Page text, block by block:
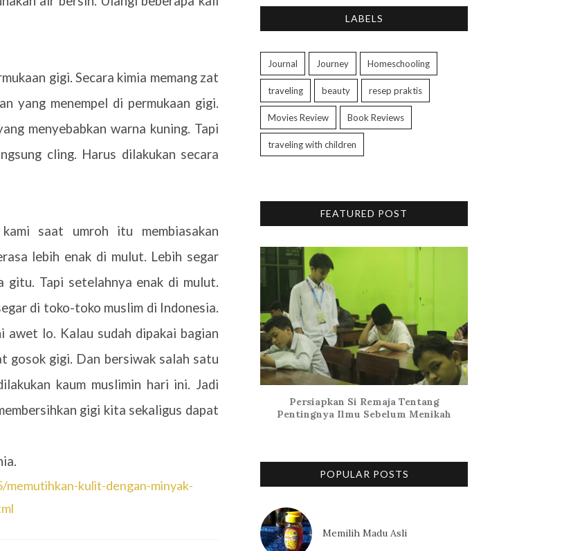
gigi. Secara kimia memang zat
yang menempel di permukaan gigi.
menyebabkan warna kuning. Tapi
cling. Harus dilakukan secara
saat umroh itu membiasakan
lebih enak di mulut. Lebih segar
gitu. Tapi setelahnya enak di mulut.
di toko-toko muslim di Indonesia.
awet lo. Kalau sudah dipakai bagian
gosok gigi. Dan bersiwak salah satu
kaum muslimin hari ini. Jadi
gigi kita sekaligus dapat
kulit-dengan-minyak-
LABELS
Journal Journey Homeschooling
traveling beauty resep praktis
Movies Review Book Reviews
traveling with children
FEATURED POST
Persiapkan Si Remaja Tentang
Pentingnya Ilmu Sebelum Menikah
POPULAR POSTS
Memilih Madu Asli